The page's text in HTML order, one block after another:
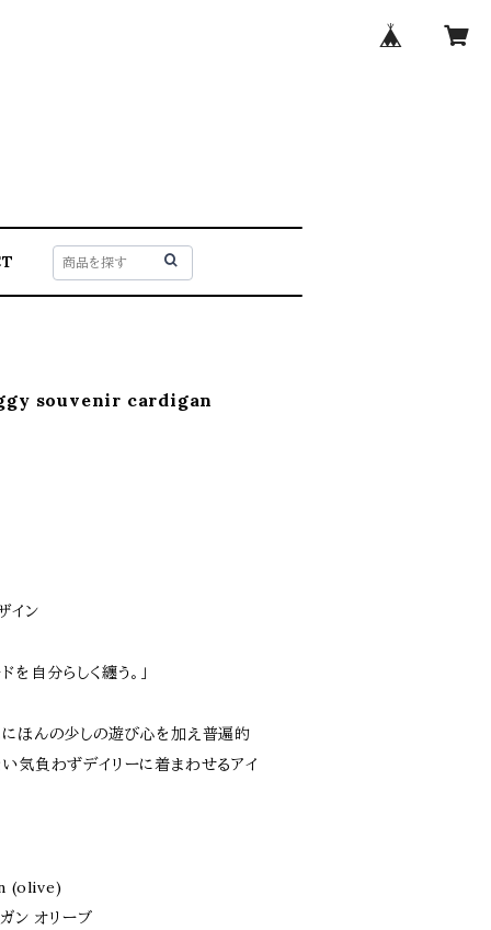
souvenir cardigan
イン
を自分らしく纏う。」
にほんの少しの遊び心を加え普遍的
気負わずデイリーに着まわせるアイ
(olive)
ン オリーブ